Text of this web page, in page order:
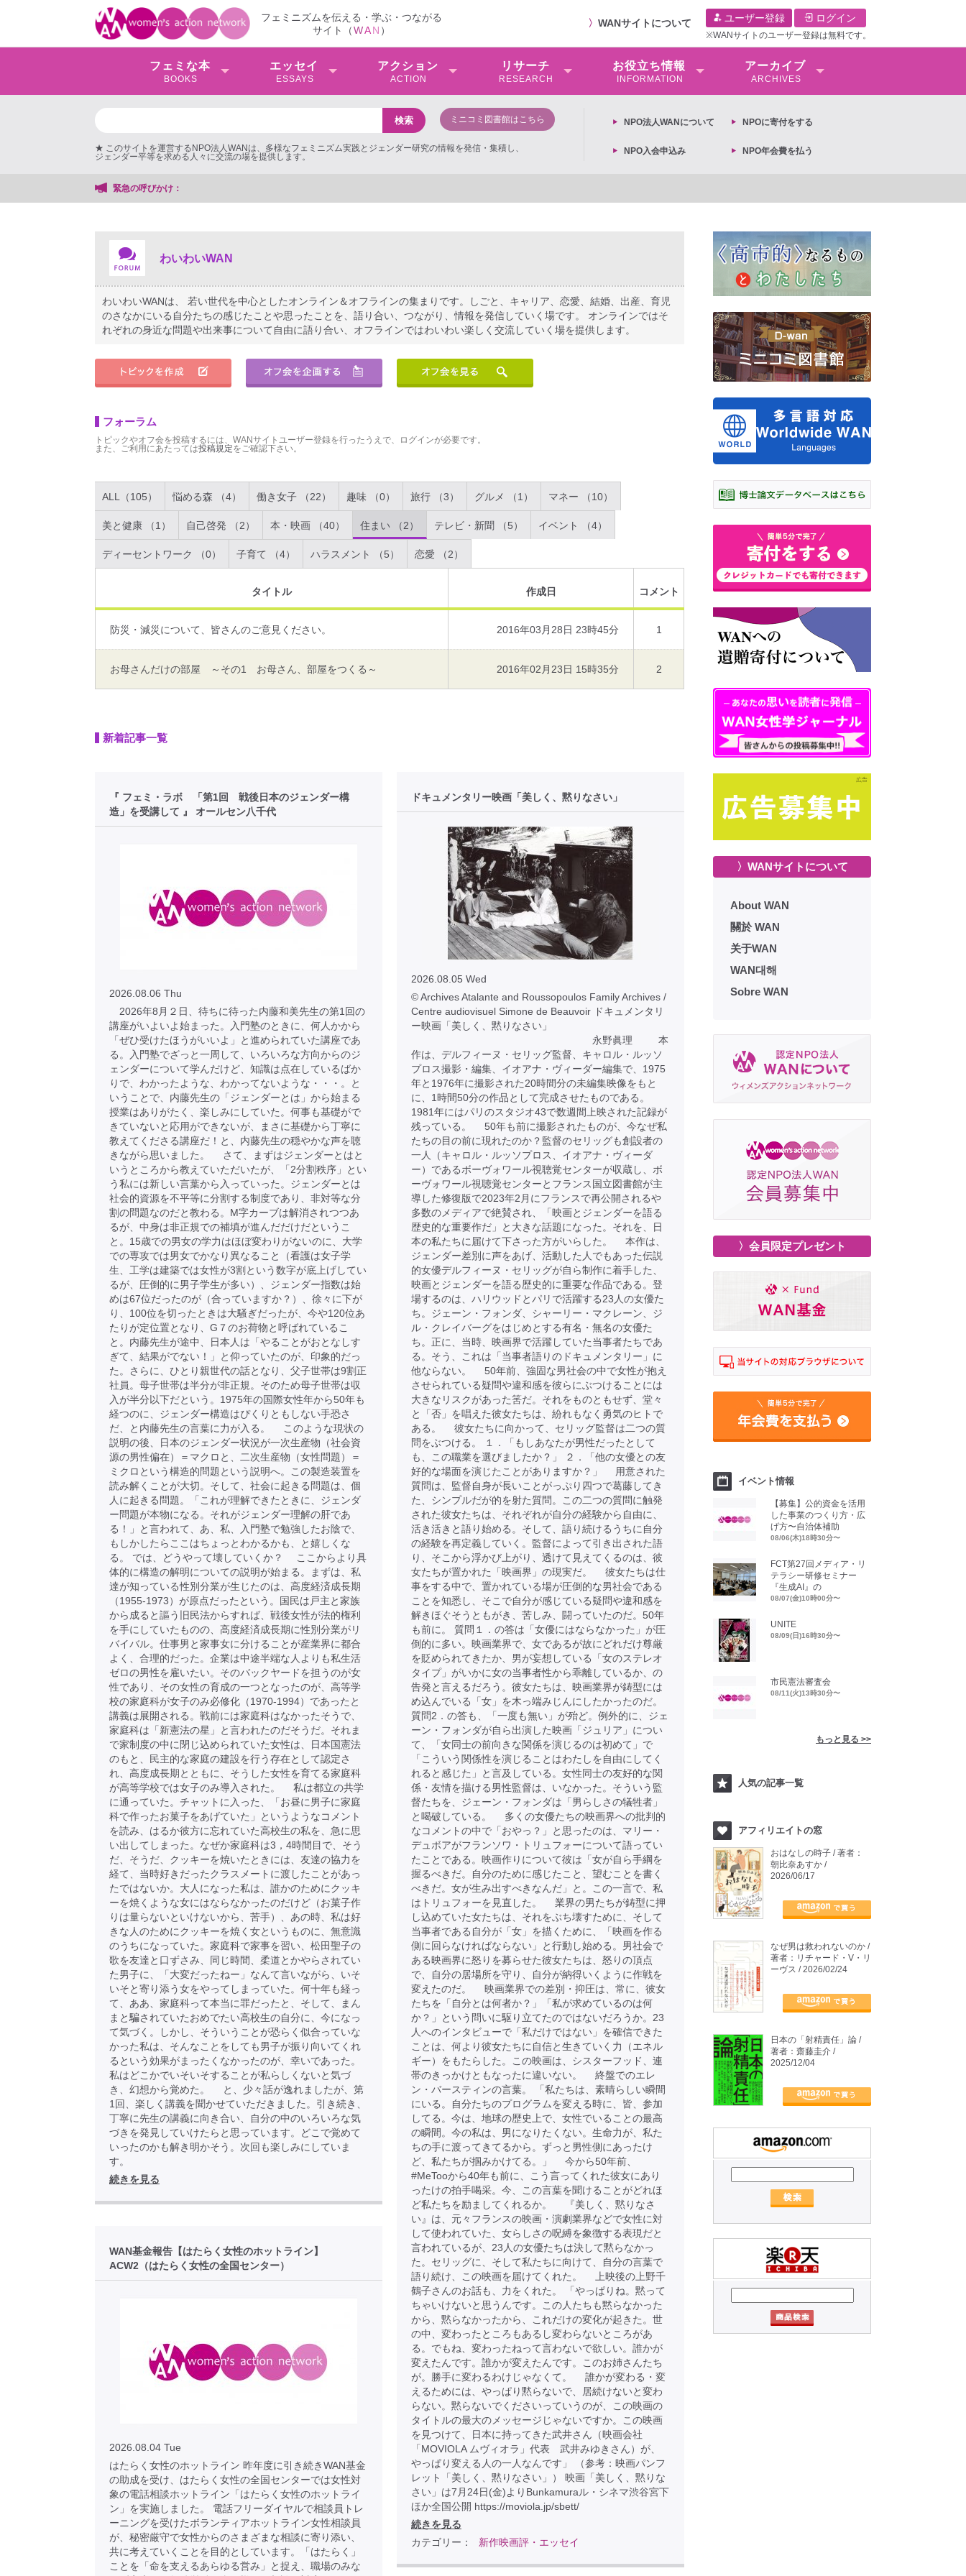
フェミニズムを伝える・学ぶ・つながる
サイト（WAN ）
〉 WANサイトについて ユーザー登録 ログイン
※WANサイトのユーザー登録は無料です。
フェミな本
BOOKS
エッセイ
ESSAYS
アクション
ACTION
リサーチ
RESEARCH
お役⽴ち情報
INFORMATION
アーカイブ
ARCHIVES
ミニコミ図書館はこちら
★ このサイトを運営するNPO法人WANは、多様なフェミニズム実践とジェンダー研究の情報を発信・集積し、
ジェンダー平等を求める人々に交流の場を提供します。
NPO法⼈WANについて NPOに寄付をする
NPO入会申込み NPO年会費を払う
緊急の呼びかけ：
わいわいWAN
わいわいWANは、 若い世代を中心としたオンライン＆オフラインの集まりです。しごと、キャリア、恋愛、結婚、出産、育児
のさなかにいる自分たちの感じたことや思ったことを、語り合い、つながり、情報を発信していく場です。 オンラインではそ
れぞれの身近な問題や出来事について自由に語り合い、オフラインではわいわい楽しく交流していく場を提供します。
フォーラム
トピックやオフ会を投稿するには、WANサイトユーザー登録を行ったうえで、ログインが必要です。
また、ご利用にあたっては投稿規定をご確認下さい。
ALL（105） 悩める森 （4） 働き女子 （22） 趣味 （0） 旅行 （3） グルメ （1） マネー （10）
美と健康 （1） 自己啓発 （2） 本・映画 （40） 住まい （2） テレビ・新聞 （5） イベント （4）
ディーセントワーク （0） 子育て （4） ハラスメント （5） 恋愛 （2）
タイトル 作成日 コメント
防災・減災について、皆さんのご意見ください。 2016年03月28日 23時45分 1
お母さんだけの部屋 ～その1 お母さん、部屋をつくる～ 2016年02月23日 15時35分 2
新着記事一覧
『 フェミ・ラボ 「第1回 戦後日本のジェンダー構
造」を受講して 』 オールセン八千代
2026.08.06 Thu
2026年8月２日、待ちに待った内藤和美先生の第1回の
講座がいよいよ始まった。入門塾のときに、何人かから
「ぜひ受けたほうがいいよ」と進められていた講座であ
る。入門塾でざっと一周して、いろいろな方向からのジ
ェンダーについて学んだけど、知識は点在しているばか
りで、わかったような、わかってないような・・・。と
いうことで、内藤先生の「ジェンダーとは」から始まる
授業はありがたく、楽しみにしていた。何事も基礎がで
きていないと応用ができないが、まさに基礎から丁寧に
教えてくださる講座だ！と、内藤先生の穏やかな声を聴
きながら思いました。 さて、まずはジェンダーとはと
いうところから教えていただいたが、「2分割秩序」とい
う私には新しい言葉から入っていった。ジェンダーとは
社会的資源を不平等に分割する制度であり、非対等な分
割の問題なのだと教わる。M字カーブは解消されつつあ
るが、中身は非正規での補填が進んだだけだというこ
と。15歳での男女の学力はほぼ変わりがないのに、大学
での専攻では男女でかなり異なること（看護は女子学
生、工学は建築では女性が3割という数字が底上げしてい
るが、圧倒的に男子学生が多い）、ジェンダー指数は始
めは67位だったのが（合っていますか？）、徐々に下が
り、100位を切ったときは大騒ぎだったが、今や120位あ
たりが定位置となり、G７のお荷物と呼ばれているこ
と。内藤先生が途中、日本人は「やることがおとなしす
ぎて、結果がでない！」と仰っていたのが、印象的だっ
た。さらに、ひとり親世代の話となり、父子世帯は9割正
社員。母子世帯は半分が非正規。そのため母子世帯は収
入が半分以下だという。1975年の国際女性年から50年も
経つのに、ジェンダー構造はぴくりともしない手恐さ
だ、と内藤先生の言葉に力が入る。 このような現状の
説明の後、日本のジェンダー状況が一次生産物（社会資
源の男性偏在）＝マクロと、二次生産物（女性問題）＝
ミクロという構造的問題という説明へ。この製造装置を
読み解くことが大切。そして、社会に起きる問題は、個
人に起きる問題。「これが理解できたときに、ジェンダ
ー問題が本物になる。それがジェンダー理解の肝であ
る！」と言われて、あ、私、入門塾で勉強したお陰で、
もしかしたらここはちょっとわかるかも、と嬉しくな
る。 では、どうやって壊していくか？ ここからより具
体的に構造の解明についての説明が始まる。まずは、私
達が知っている性別分業が生じたのは、高度経済成長期
（1955-1973）が原点だったという。国民は戸主と家族
から成ると謳う旧民法からすれば、戦後女性が法的権利
を手にしていたものの、高度経済成長期に性別分業がリ
バイバル。仕事男と家事女に分けることが産業界に都合
よく、合理的だった。企業は中途半端な人よりも私生活
ゼロの男性を雇いたい。そのバックヤードを担うのが女
性であり、その女性の育成の一つとなったのが、高等学
校の家庭科が女子のみ必修化（1970-1994）であったと
講義は展開される。戦前には家庭科はなかったそうで、
家庭科は「新憲法の星」と言われたのだそうだ。それま
で家制度の中に閉じ込められていた女性は、日本国憲法
のもと、民主的な家庭の建設を行う存在として認定さ
れ、高度成長期とともに、そうした女性を育てる家庭科
が高等学校では女子のみ導入された。 私は都立の共学
に通っていた。チャットに入った、「お昼に男子に家庭
科で作ったお菓子をあげていた」というようなコメント
を読み、はるか彼方に忘れていた高校生の私を、急に思
い出してしまった。なぜか家庭科は3，4時間目で、そう
だ、そうだ、クッキーを焼いたときには、友達の協力を
経て、当時好きだったクラスメートに渡したことがあっ
たではないか。大人になった私は、誰かのためにクッキ
ーを焼くような女にはならなかったのだけど（お菓子作
りは量らないといけないから、苦手）、あの時、私は好
きな人のためにクッキーを焼く女というものに、無意識
のうちになっていた。家庭科で家事を習い、松田聖子の
歌を友達と口ずさみ、同じ時間、柔道とかやらされてい
た男子に、「大変だったねー」なんて言いながら、いそ
いそと寄り添う女をやってしまっていた。何十年も経っ
て、ああ、家庭科って本当に罪だったと、そして、まん
まと騙されていたおめでたい高校生の自分に、今になっ
て気づく。しかし、そういうことが恐らく似合っていな
かった私は、そんなことをしても男子が振り向いてくれ
るという効果がまったくなかったのが、幸いであった。
私はどこかでいそいそすることが私らしくないと気づ
き、幻想から覚めた。 と、少々話が逸れましたが、第
1回、楽しく講義を聞かせていただきました。引き続き、
丁寧に先生の講義に向き合い、自分の中のいろいろな気
づきを発見していけたらと思っています。どこで覚めて
いったのかも解き明かそう。次回も楽しみにしていま
す。
続きを見る
ドキュメンタリー映画「美しく、黙りなさい」
2026.08.05 Wed
© Archives Atalante and Roussopoulos Family Archives /
Centre audiovisuel Simone de Beauvoir ドキュメンタリ
ー映画「美しく、黙りなさい」
永野眞理 本
作は、デルフィーヌ・セリッグ監督、キャロル・ルッソ
プロス撮影・編集、イオアナ・ヴィーダー編集で、1975
年と1976年に撮影された20時間分の未編集映像をもと
に、1時間50分の作品として完成させたものである。
1981年にはパリのスタジオ43で数週間上映された記録が
残っている。 50年も前に撮影されたものが、今なぜ私
たちの目の前に現れたのか？監督のセリッグも創設者の
一人（キャロル・ルッソプロス、イオアナ・ヴィーダ
ー）であるボーヴォワール視聴覚センターが収蔵し、ボ
ーヴォワール視聴覚センターとフランス国立図書館が主
導した修復版で2023年2月にフランスで再公開されるや
多数のメディアで絶賛され、「映画とジェンダーを語る
歴史的な重要作だ」と大きな話題になった。それを、日
本の私たちに届けて下さった方がいらした。 本作は、
ジェンダー差別に声をあげ、活動した人でもあった伝説
的女優デルフィーヌ・セリッグが自ら制作に着手した、
映画とジェンダーを語る歴史的に重要な作品である。登
場するのは、ハリウッドとパリで活躍する23人の女優た
ち。ジェーン・フォンダ、シャーリー・マクレーン、ジ
ル・クレイバーグをはじめとする有名・無名の女優た
ち。正に、当時、映画界で活躍していた当事者たちであ
る。そう、これは「当事者語りのドキュメンタリー」に
他ならない。 50年前、強固な男社会の中で女性が抱え
させられている疑問や違和感を彼らにぶつけることには
大きなリスクがあった筈だ。それをものともせず、堂々
と「否」を唱えた彼女たちは、紛れもなく勇気のヒトで
ある。 彼女たちに向かって、セリッグ監督は二つの質
問をぶつける。 １．「もしあなたが男性だったとして
も、この職業を選びましたか？」 ２．「他の女優との友
好的な場面を演じたことがありますか？」 用意された
質問は、監督自身が長いことがっぷり四つで葛藤してき
た、シンプルだが的を射た質問。この二つの質問に触発
された彼女たちは、それぞれが自分の経験から自由に、
活き活きと語り始める。そして、語り続けるうちに自分
の経験を再定義していく。監督によって引き出された語
り、そこから浮かび上がり、透けて見えてくるのは、彼
女たちが置かれた「映画界」の現実だ。 彼女たちは仕
事をする中で、置かれている場が圧倒的な男社会である
ことを知悉し、そこで自分が感じている疑問や違和感を
解きほぐそうともがき、苦しみ、闘っていたのだ。50年
も前に。 質問１．の答は「女優にはならなかった」が圧
倒的に多い。映画業界で、女であるが故にどれだけ尊厳
を貶められてきたか、男が妄想している「女のステレオ
タイプ」がいかに女の当事者性から乖離しているか、の
告発と言えるだろう。彼女たちは、映画業界が鋳型には
め込んでいる「女」を木っ端みじんにしたかったのだ。
質問2．の答も、「一度も無い」が殆ど。例外的に、ジェ
ーン・フォンダが自ら出演した映画「ジュリア」につい
て、「女同士の前向きな関係を演じるのは初めて」で
「こういう関係性を演じることはわたしを自由にしてく
れると感じた」と言及している。女性同士の友好的な関
係・友情を描ける男性監督は、いなかった。そういう監
督たちを、ジェーン・フォンダは「男らしさの犠牲者」
と喝破している。 多くの女優たちの映画界への批判的
なコメントの中で「おやっ？」と思ったのは、マリー・
デュボアがフランソワ・トリュフォーについて語ってい
たことである。映画作りについて彼は「女が自ら手綱を
握るべきだ。自分のために感じたこと、望むことを書く
べきだ。女が生み出すべきなんだ」と。この一言で、私
はトリュフォーを見直した。 業界の男たちが鋳型に押
し込めていた女たちは、それをぶち壊すために、そして
当事者である自分が「女」を描くために、「映画を作る
側に回らなければならない」と行動し始める。男社会で
ある映画界に怒りを募らせた彼女たちは、怒りの頂点
で、自分の居場所を守り、自分が納得いくように作戦を
変えたのだ。 映画業界での差別・抑圧は、常に、彼女
たちを「自分とは何者か？」「私が求めているのは何
か？」という問いに駆り立てたのではないだろうか。23
人へのインタビューで「私だけではない」を確信できた
ことは、何より彼女たちに自信と生きていく力（エネル
ギー）をもたらした。この映画は、シスターフッド、連
帯のきっかけともなったに違いない。 終盤でのエレ
ン・バースティンの言葉。 「私たちは、素晴らしい瞬間
にいる。自分たちのプログラムを変える時に、皆、参加
してる。今は、地球の歴史上で、女性でいることの最高
の瞬間。今の私は、男になりたくない。生命力が、私た
ちの手に渡ってきてるから。ずっと男性側にあったけ
ど、私たちが掴みかけてる。」 今から50年前、
#MeTooから40年も前に、こう言ってくれた彼女にあり
ったけの拍手喝采。今、この言葉を聞けることがどれほ
ど私たちを励ましてくれるか。 『美しく、黙りなさ
い』は、元々フランスの映画・演劇業界などで女性に対
して使われていた、女らしさの呪縛を象徴する表現だと
言われているが、23人の女優たちは決して黙らなかっ
た。セリッグに、そして私たちに向けて、自分の言葉で
語り続け、この映画を届けてくれた。 上映後の上野千
鶴子さんのお話も、力をくれた。 「やっぱりね。黙って
ちゃいけないと思うんです。この人たちも黙らなかった
から、黙らなかったから、これだけの変化が起きた。世
の中、変わったところもあるし変わらないところがあ
る。でもね、変わったねって言わないで欲しい。誰かが
変えたんです。誰かが変えたんです。このお姉さんたち
が。勝手に変わるわけじゃなくて。 誰かが変わる・変
えるためには、やっぱり黙らないで、居続けないと変わ
らない。黙らないでくださいっていうのが、この映画の
タイトルの最大のメッセージじゃないですか。この映画
を見つけて、日本に持ってきた武井さん（映画会社
「MOVIOLA ムヴィオラ」代表 武井みゆきさん）が、
やっぱり変える人の一人なんです」 （参考：映画パンフ
レット「美しく、黙りなさい」） 映画「美しく、黙りな
さい」は7月24日(金)よりBunkamuraル・シネマ渋谷宮下
ほか全国公開 https://moviola.jp/sbett/
続きを見る
カテゴリー：
新作映画評・エッセイ
WAN基金報告【はたらく女性のホットライン】
ACW2（はたらく女性の全国センター）
2026.08.04 Tue
はたらく女性のホットライン 昨年度に引き続きWAN基金
の助成を受け、はたらく女性の全国センターでは女性対
象の電話相談ホットライン「はたらく女性のホットライ
ン」を実施しました。 電話フリーダイヤルで相談員トレ
ーニングを受けたボランティアホットライン女性相談員
が、秘密厳守で女性からのさまざまな相談に寄り添い、
共に考えていくことを目的としています。「はたらく」
ことを「命を支えるあらゆる営み」と捉え、職場のみな
〉WANサイトについて
About WAN
關於 WAN
关于WAN
WAN대해
Sobre WAN
〉会員限定プレゼント
イベント情報
【募集】公的資金を活用
した事業のつくり方・広
げ方〜自治体補助
08/06(木)18時30分〜
FCT第27回メディア・リ
テラシー研修セミナー
『生成AI』の
08/07(金)10時00分〜
UNITE
08/09(日)16時30分〜
市民憲法審査会
08/11(火)13時30分〜
もっと見る >>
人気の記事一覧
アフィリエイトの窓
おはなしの時子 / 著者：
朝比奈あすか /
2026/06/17
なぜ男は救われないのか /
著者：リチャード・V・リ
ーヴス / 2026/02/24
日本の「射精責任」論 /
著者：齋藤圭介 /
2025/12/04